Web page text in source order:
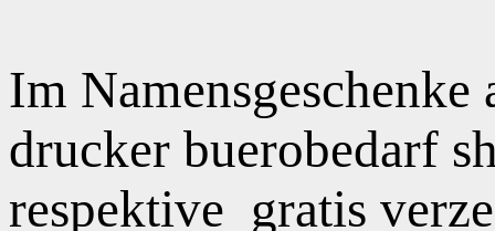
Im
drucker buerobedarf
respektive gratis